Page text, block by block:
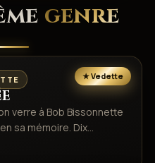
genre
verre à Bob Bissonnette
sa mémoire. Dix…